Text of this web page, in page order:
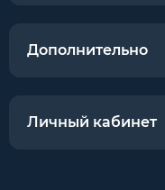
Дополнительно
Личный кабинет